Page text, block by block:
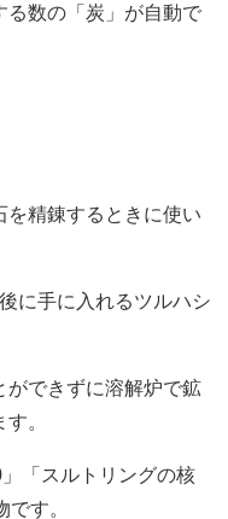
る数の「炭」が自動で
を精錬するときに使い
に手に入れるツルハシ
ができずに溶解炉で鉱
。
「スルトリングの核
す。